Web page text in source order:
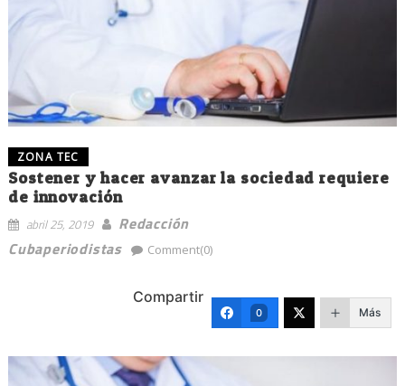
ZONA TEC
Sostener y hacer avanzar la sociedad requiere
de innovación
abril 25, 2019
Redacción
Cubaperiodistas
Comment(0)
Compartir
0 Más